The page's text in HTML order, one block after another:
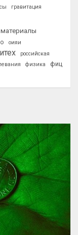
гравитация
материалы
оияи
российская
физика
фиц